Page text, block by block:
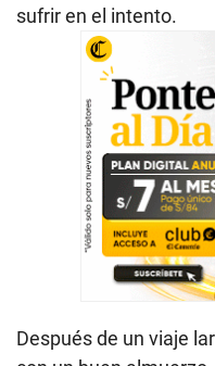
sufrir en el intento.
Después de un viaje